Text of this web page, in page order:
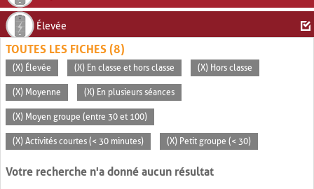
Élevée
TOUTES LES FICHES (8)
(X) Élevée (X) En classe et hors classe (X) Hors classe
(X) Moyenne (X) En plusieurs séances
(X) Moyen groupe (entre 30 et 100)
(X) Activités courtes (< 30 minutes) (X) Petit groupe (< 30)
Votre recherche n'a donné aucun résultat